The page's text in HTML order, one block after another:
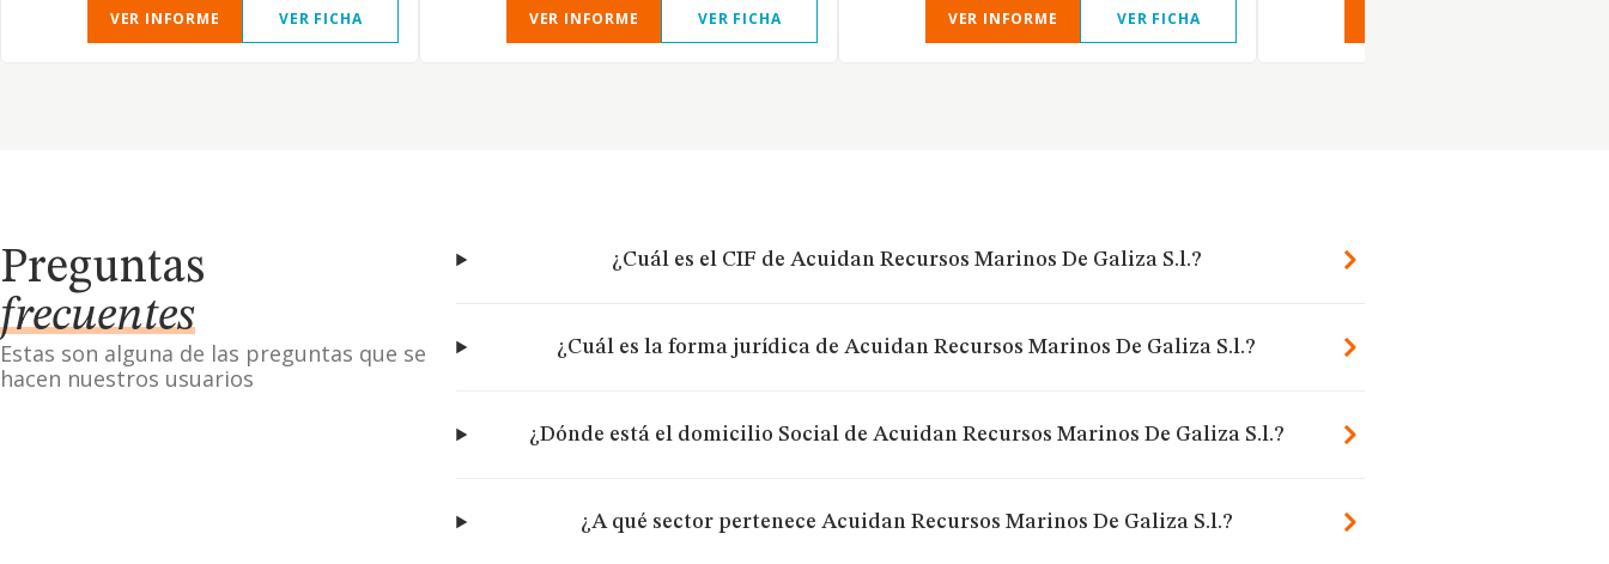
VER INFORME VER FICHA VER INFORME VER FICHA VER INFORME VER FICHA
Preguntas
frecuentes
Estas son alguna de las preguntas que se
hacen nuestros usuarios
¿Cuál es el CIF de Acuidan Recursos Marinos De Galiza S.l.?
¿Cuál es la forma jurídica de Acuidan Recursos Marinos De Galiza S.l.?
¿Dónde está el domicilio Social de Acuidan Recursos Marinos De Galiza S.l.?
¿A qué sector pertenece Acuidan Recursos Marinos De Galiza S.l.?